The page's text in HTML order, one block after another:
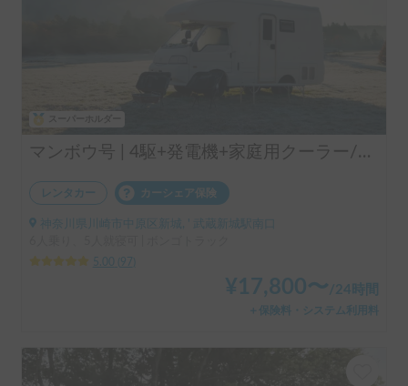
マンボウ号 | 4駆+発電機+家庭用クーラー/レンタル事業者の為、万が一の自損事故の車両保険ついてます
レンタカー カーシェア保険
神奈川県川崎市中原区新城, ' 武蔵新城駅南口
5.00
97
¥ 17,800〜 /24時間
＋保険料・システム利用料